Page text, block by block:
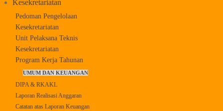
Kesekretariatan
Pedoman Pengelolaan
Kesekretariatan
Unit Pelaksana Teknis
Kesekretariatan
Program Kerja Tahunan
UMUM DAN KEUANGAN
DIPA & RKAKL
Laporan Realisasi Anggaran
Catatan atas Laporan Keuangan